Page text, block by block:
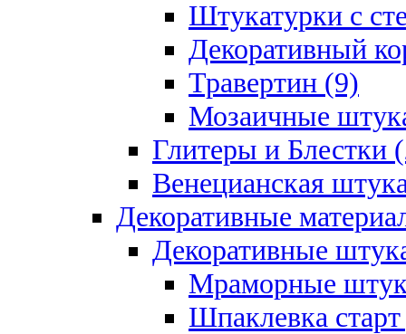
Штукатурки с
Декоративный
Травертин (9)
Мозаичные
Глитеры и Блестки
Венецианская
Декоративные
Декоративные
Мраморные
Шпаклевка